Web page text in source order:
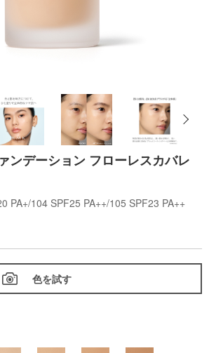
ンデーション フローレスカバレ
PA+/104 SPF25 PA++/105 SPF23 PA++
色を試す